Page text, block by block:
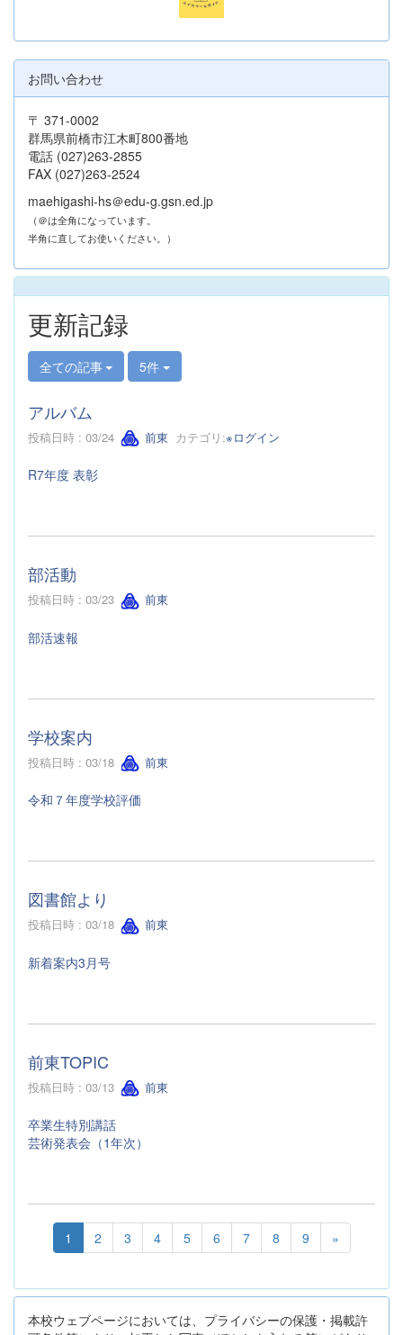
お問い合わせ
〒 371-0002
群馬県前橋市江木町800番地
電話 (027)263-2855
FAX (027)263-2524
maehigashi-hs＠edu-g.gsn.ed.jp
（＠は全角になっています。
半角に直してお使いください。）
更新記録
全ての記事 5件
アルバム
投稿日時 : 03/24 前東 カテゴリ:※ログイン
R7年度 表彰
部活動
投稿日時 : 03/23 前東
部活速報
学校案内
投稿日時 : 03/18 前東
令和７年度学校評価
図書館より
投稿日時 : 03/18 前東
新着案内3月号
前東TOPIC
投稿日時 : 03/13 前東
卒業生特別講話
芸術発表会（1年次）
1 2 3 4 5 6 7 8 9 »
本校ウェブページにおいては、プライバシーの保護・掲載許